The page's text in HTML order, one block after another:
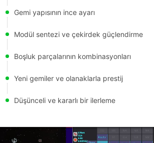
Gemi yapısının ince ayarı
Modül sentezi ve çekirdek güçlendirme
Boşluk parçalarının kombinasyonları
Yeni gemiler ve olanaklarla prestij
Düşünceli ve kararlı bir ilerleme